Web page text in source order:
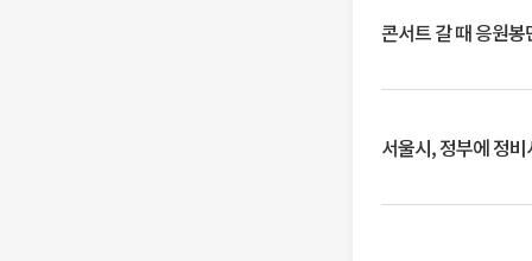
콘서트 갈 때 응원
서울시, 정부에 정